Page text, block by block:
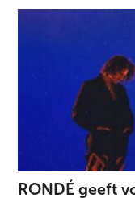
RONDÉ geeft